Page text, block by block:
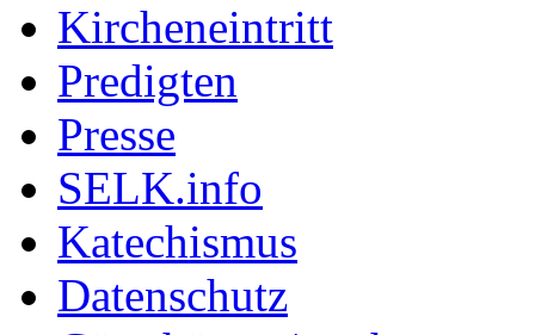
Kircheneintritt
Predigten
Presse
SELK.info
Katechismus
Datenschutz